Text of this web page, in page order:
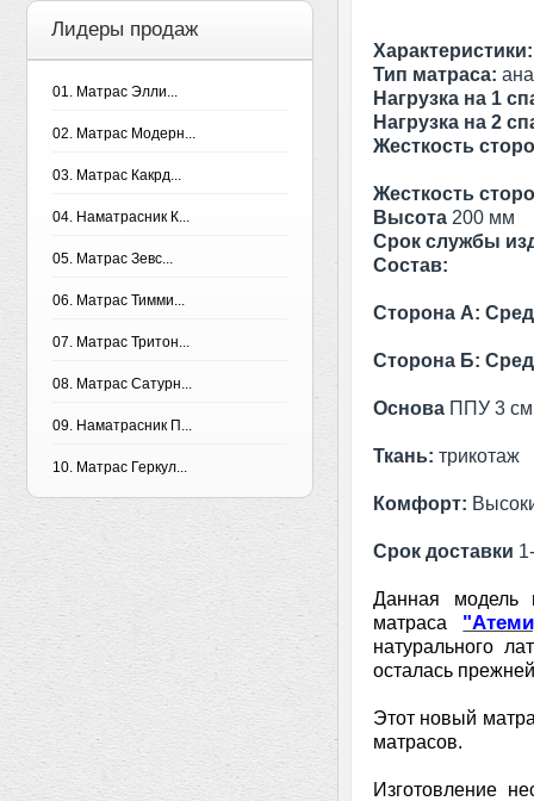
Лидеры продаж
01. Матрас Элли...
02. Матрас Модерн...
03. Матрас Какрд...
04. Наматрасник К...
05. Матрас Зевс...
06. Матрас Тимми...
07. Матрас Тритон...
08. Матрас Сатурн...
09. Наматрасник П...
10. Матрас Геркул...
Характеристики:
Тип матраса:
Нагрузка на 1
Нагрузка на 2
Жесткость
Жесткость
Высота 200 мм
Срок службы
Состав:
Сторона А:
Сторона Б:
Основа ППУ 3 см
Ткань: трикотаж
Комфорт:
Срок доставки
Данная модель
матраса
натурального
осталась
Этот новый
матрасов.
Изготовление